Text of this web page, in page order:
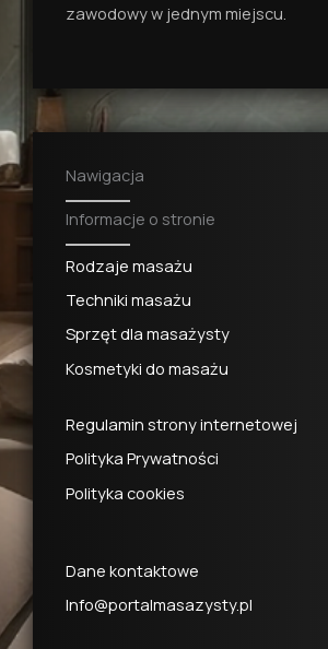
zawodowy w jednym miejscu.
Nawigacja
Informacje o stronie
Rodzaje masażu
Techniki masażu
Sprzęt dla masażysty
Kosmetyki do masażu
Regulamin strony internetowej
Polityka Prywatności
Polityka cookies
Dane kontaktowe
Info@portalmasazysty.pl